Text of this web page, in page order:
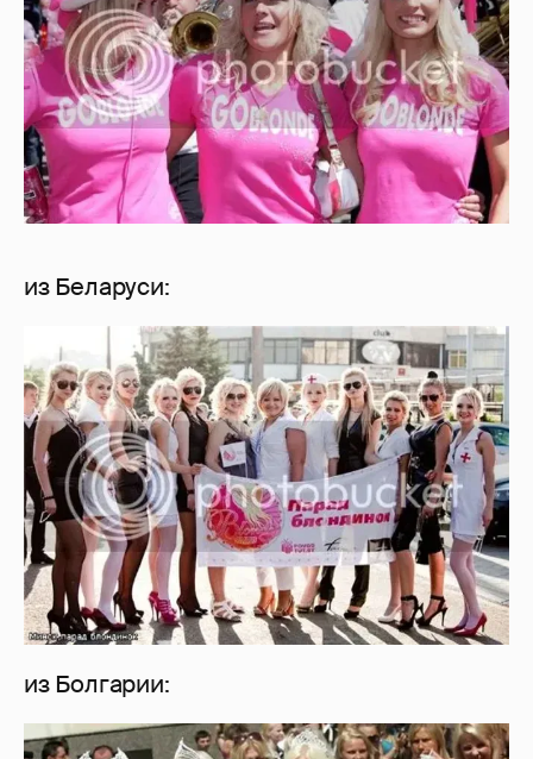
из Беларуси:
из Болгарии: